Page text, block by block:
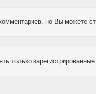
но Вы можете
только